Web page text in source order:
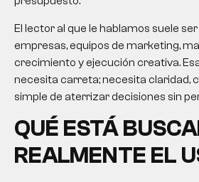
El lector al que le hablamos suele
empresas, equipos de marketing,
crecimiento y ejecución creativa.
necesita carreta; necesita claridad,
simple de aterrizar decisiones sin
QUÉ ESTÁ
REALMENTE EL